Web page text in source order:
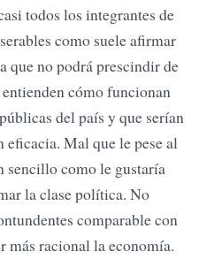
todos los integrantes de
como suele afirmar
que no podrá prescindir de
cómo funcionan
del país y que serían
eficacia. Mal que le pese al
sencillo como le gustaría
la clase política. No
comparable con
más racional la economía.